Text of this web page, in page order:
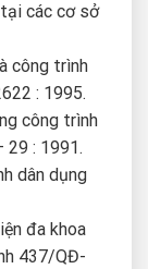
các cơ sở
công trình
: 1995.
công trình
29 : 1991.
dân dụng
đa khoa
437/QĐ-